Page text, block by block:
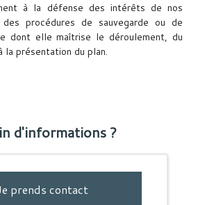
à la défense des intérêts de nos
procédures de sauvegarde ou de
dont elle maîtrise le déroulement, du
la présentation du plan.
d'informations ?
prends contact